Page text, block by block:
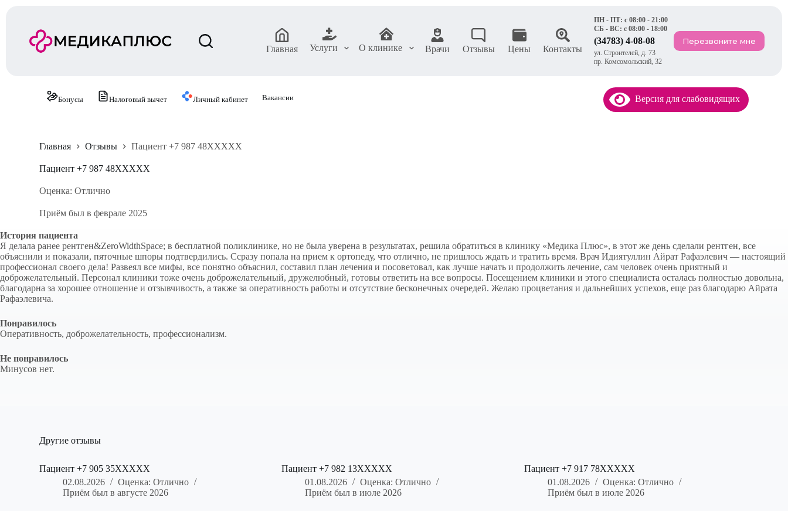
Главная Услуги О клинике Врачи Отзывы Цены Контакты
ПН - ПТ: с 08:00 - 21:00
СБ - ВС: с 08:00 - 18:00
(34783) 4-08-08
ул. Строителей, д. 73
пр. Комсомольский, 32
Перезвоните мне
Бонусы Налоговый вычет Личный кабинет Вакансии Версия для слабовидящих
Главная Отзывы Пациент +7 987 48XXXXX
Пациент +7 987 48XXXXX
Оценка: Отлично
Приём был в феврале 2025
История пациента
Я делала ранее рентген&ZeroWidthSpace; в бесплатной поликлинике, но не была уверена в результатах, решила обратиться в клинику «Медика Плюс», в этот же день сделали рентген, все
объяснили и показали, пяточные шпоры подтвердились. Ссразу попала на прием к ортопеду, что отлично, не пришлось ждать и тратить время. Врач Идиятуллин Айрат Рафаэлевич — настоящий
профессионал своего дела! Развеял все мифы, все понятно объяснил, составил план лечения и посоветовал, как лучше начать и продолжить лечение, сам человек очень приятный и
доброжелательный. Персонал клиники тоже очень доброжелательный, дружелюбный, готовы ответить на все вопросы. Посещением клиники и этого специалиста осталась полностью довольна,
благодарна за хорошее отношение и отзывчивость, а также за оперативность работы и отсутствие бесконечных очередей. Желаю процветания и дальнейших успехов, еще раз благодарю Айрата
Рафаэлевича.
Понравилось
Оперативность, доброжелательность, профессионализм.
Не понравилось
Минусов нет.
Другие отзывы
Пациент +7 905 35XXXXX
02.08.2026
Оценка: Отлично
Приём был в августе 2026
Пациент +7 982 13XXXXX
01.08.2026
Оценка: Отлично
Приём был в июле 2026
Пациент +7 917 78XXXXX
01.08.2026
Оценка: Отлично
Приём был в июле 2026